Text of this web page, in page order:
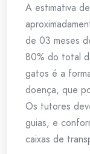
A estimativa
de 03 meses
80% do total
gatos é a
doença, que
Os tutores
guias, e
caixas de